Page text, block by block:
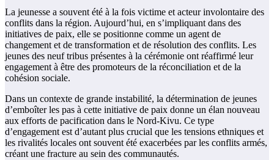
La jeunesse a souvent été à la fois victime et acteur involontaire des
conflits dans la région. Aujourd’hui, en s’impliquant dans des
initiatives de paix, elle se positionne comme un agent de
changement et de transformation et de résolution des conflits. Les
jeunes des neuf tribus présentes à la cérémonie ont réaffirmé leur
engagement à être des promoteurs de la réconciliation et de la
cohésion sociale.
Dans un contexte de grande instabilité, la détermination de jeunes
d’emboîter les pas à cette initiative de paix donne un élan nouveau
aux efforts de pacification dans le Nord-Kivu. Ce type
d’engagement est d’autant plus crucial que les tensions ethniques et
les rivalités locales ont souvent été exacerbées par les conflits armés,
créant une fracture au sein des communautés.